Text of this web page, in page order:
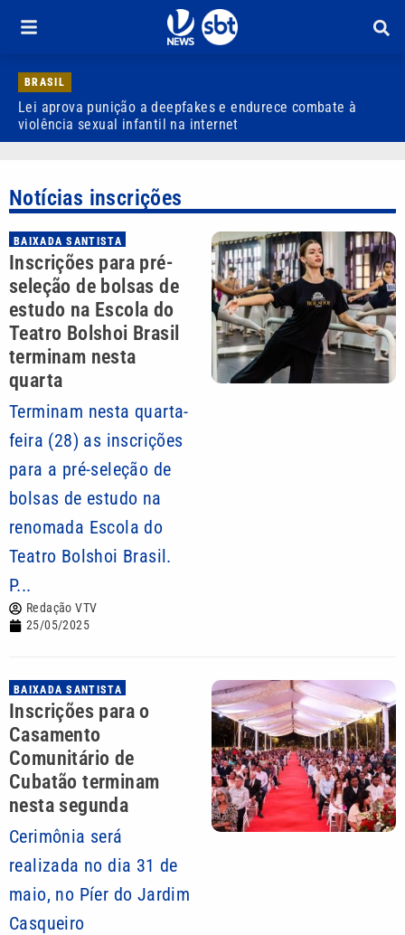
BRASIL
Lei aprova punição a deepfakes e endurece combate à
violência sexual infantil na internet
Notícias inscrições
BAIXADA SANTISTA
Inscrições para pré-
seleção de bolsas de
estudo na Escola do
Teatro Bolshoi Brasil
terminam nesta
quarta
Terminam nesta quarta-
feira (28) as inscrições
para a pré-seleção de
bolsas de estudo na
renomada Escola do
Teatro Bolshoi Brasil.
P...
Redação VTV
25/05/2025
BAIXADA SANTISTA
Inscrições para o
Casamento
Comunitário de
Cubatão terminam
nesta segunda
Cerimônia será
realizada no dia 31 de
maio, no Píer do Jardim
Casqueiro